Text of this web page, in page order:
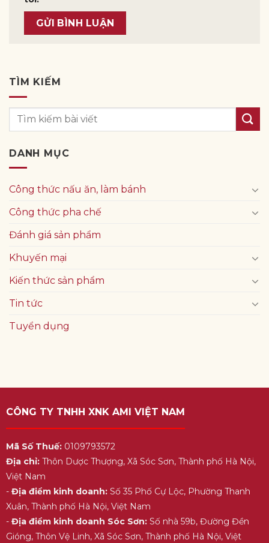
TÌM KIẾM
DANH MỤC
Công thức nấu ăn, làm bánh
Công thức pha chế
Đánh giá sản phẩm
Khuyến mại
Kiến thức sản phẩm
Tin tức
Tuyển dụng
CÔNG TY TNHH XNK AMI VIỆT NAM
Mã Số Thuế:0109793572
Địa chỉ:Thôn Dược Thượng, Xã Sóc Sơn, Thành phố Hà Nội,
Việt Nam
- Địa điểm kinh doanh:Số 35 Phố Cự Lộc, Phường Thanh
Xuân, Thành phố Hà Nội, Việt Nam
- Địa điểm kinh doanh Sóc Sơn:Số nhà 59b, Đường Đền
Gióng, Thôn Vệ Linh, Xã Sóc Sơn, Thành phố Hà Nội, Việt